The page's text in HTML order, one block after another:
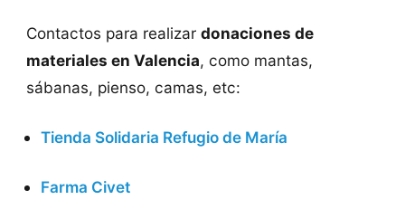
Contactos para realizar donaciones de
materiales en Valencia, como mantas,
sábanas, pienso, camas, etc:
Tienda Solidaria Refugio de María
Farma Civet